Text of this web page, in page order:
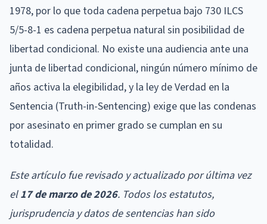
1978, por lo que toda cadena perpetua bajo 730 ILCS
5/5-8-1 es cadena perpetua natural sin posibilidad de
libertad condicional. No existe una audiencia ante una
junta de libertad condicional, ningún número mínimo de
años activa la elegibilidad, y la ley de Verdad en la
Sentencia (Truth-in-Sentencing) exige que las condenas
por asesinato en primer grado se cumplan en su
totalidad.
Este artículo fue revisado y actualizado por última vez
el17 de marzo de 2026. Todos los estatutos,
jurisprudencia y datos de sentencias han sido